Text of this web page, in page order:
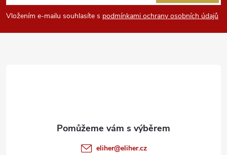
pVložením e-mailu souhlasíte s podmínkami ochrany osobních údajů
eliher@eliher.cz